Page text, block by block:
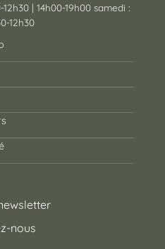
| 14h00-19h00 samedi :
12h30
nous